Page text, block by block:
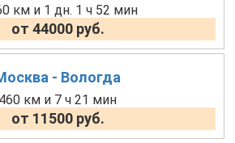
км и 1 дн. 1 ч 52 мин
от 44000 руб.
- Вологда
460 км и 7 ч 21 мин
от 11500 руб.